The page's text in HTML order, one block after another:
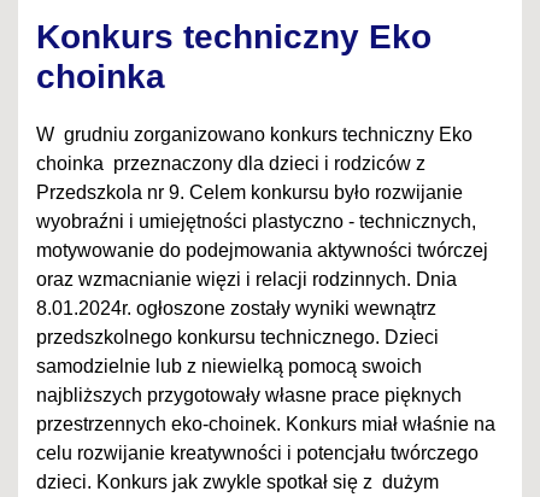
Konkurs techniczny Eko
choinka
W grudniu zorganizowano konkurs techniczny Eko
choinka przeznaczony dla dzieci i rodziców z
Przedszkola nr 9. Celem konkursu było rozwijanie
wyobraźni i umiejętności plastyczno - technicznych,
motywowanie do podejmowania aktywności twórczej
oraz wzmacnianie więzi i relacji rodzinnych. Dnia
8.01.2024r. ogłoszone zostały wyniki wewnątrz
przedszkolnego konkursu technicznego. Dzieci
samodzielnie lub z niewielką pomocą swoich
najbliższych przygotowały własne prace pięknych
przestrzennych eko-choinek. Konkurs miał właśnie na
celu rozwijanie kreatywności i potencjału twórczego
dzieci. Konkurs jak zwykle spotkał się z dużym